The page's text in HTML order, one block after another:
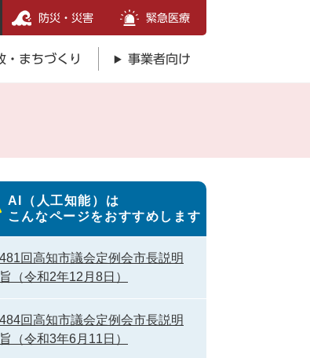
防災・災害 緊急医療
・まちづくり 事業者向け
AI（人工知能）は
こんなページをおすすめします
回高知市議会定例会市長説明
（令和2年12月8日）
回高知市議会定例会市長説明
（令和3年6月11日）